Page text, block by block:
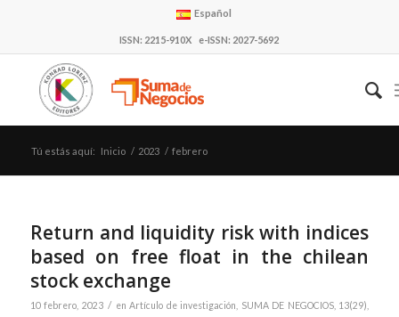
Español
ISSN: 2215-910X e-ISSN: 2027-5692
Tú estás aquí: Inicio / 2023 / febrero
Return and liquidity risk with indices
based on free float in the chilean
stock exchange
10 febrero, 2023 / enArtículo de investigación
SUMA DE NEGOCIOS, 13(29),